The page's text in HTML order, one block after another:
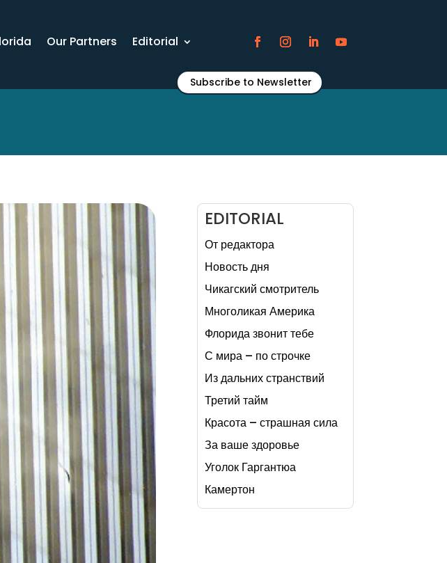
Our Partners
Editorial
Subscribe to Newsletter
EDITORIAL
От редактора
Новость дня
Чикагский смотритель
Многоликая Америка
Флорида звонит тебе
С мира – по строчке
Из дальних странствий
Третий тайм
Красота – страшная сила
За ваше здоровье
Уголок Гаргантюа
Камертон